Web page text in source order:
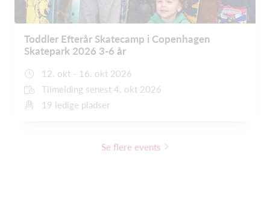
Toddler Efterår Skatecamp i Copenhagen
Skatepark 2026 3-6 år
12. okt - 16. okt 2026
Tilmelding senest 4. okt 2026
19 ledige pladser
Se flere events